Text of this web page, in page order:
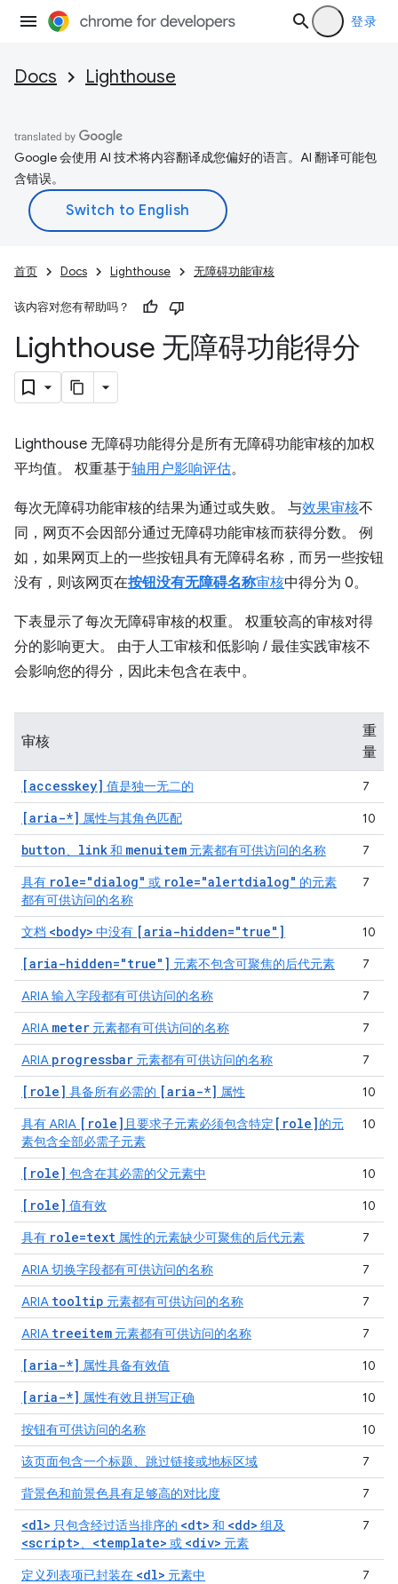
登录
Docs Lighthouse
Google 会使用 AI 技术将内容翻译成您偏好的语言。AI 翻译可能包
含错误。
首页 Docs Lighthouse 无障碍功能审核
该内容对您有帮助吗？
Lighthouse 无障碍功能得分
Lighthouse 无障碍功能得分是所有无障碍功能审核的加权
平均值。 权重基于轴用户影响评估。
每次无障碍功能审核的结果为通过或失败。 与效果审核不
同，网页不会因部分通过无障碍功能审核而获得分数。 例
如，如果网页上的一些按钮具有无障碍名称，而另一些按钮
没有，则该网页在按钮没有无障碍名称审核中得分为 0。
下表显示了每次无障碍审核的权重。 权重较高的审核对得
分的影响更大。 由于人工审核和低影响 / 最佳实践审核不
会影响您的得分，因此未包含在表中。
审核
重
量
[accesskey] 值是独一无二的 7
[aria-*] 属性与其角色匹配 10
button、 link和 menuitem 元素都有可供访问的名称
7
具有 role="dialog" 或 role="alertdialog" 的元素
都有可供访问的名称
7
文档 <body> 中没有 [aria-hidden="true"] 10
[aria-hidden="true"] 元素不包含可聚焦的后代元素
7
ARIA 输入字段都有可供访问的名称
7
ARIA meter 元素都有可供访问的名称
7
ARIA progressbar 元素都有可供访问的名称 7
[role] 具备所有必需的 [aria-*] 属性
10
具有 ARIA [role] 且要求子元素必须包含特定 [role]的元
素包含全部必需子元素
10
[role] 包含在其必需的父元素中 10
[role] 值有效
10
具有 role=text 属性的元素缺少可聚焦的后代元素
7
ARIA 切换字段都有可供访问的名称
7
ARIA tooltip 元素都有可供访问的名称
7
ARIA treeitem 元素都有可供访问的名称 7
[aria-*] 属性具备有效值 10
[aria-*] 属性有效且拼写正确
10
按钮有可供访问的名称
10
该页面包含一个标题、跳过链接或地标区域
7
背景色和前景色具有足够高的对比度
7
<dl> 只包含经过适当排序的 <dt> 和 <dd> 组及
<script>、 <template> 或 <div> 元素
7
定义列表项已封装在 <dl> 元素中
7